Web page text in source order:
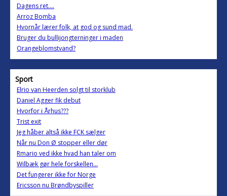
Dagens ret....
Arroz Bomba
Hvornår lærer folk, at god og sund mad.
Bruger du bullijongterninger i maden
Orangeblomstvand?
Sport
Elrio van Heerden solgt til storklub
Daniel Agger fik debut
Hvorfor i Århus???
Trist exit
Jeg håber altså ikke FCK sælger
Når nu Don Ø stopper eller dør
Rmario ved ikke hvad han taler om
Wilbæk gør hele forskellen...
Det fungerer ikke for Norge
Ericsson nu Brøndbyspiller